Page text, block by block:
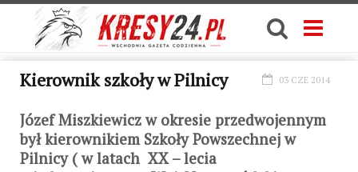
Kierownik szkoły w Pilnicy 03 CZE 2014
Józef Miszkiewicz w okresie przedwojennym
był kierownikiem Szkoły Powszechnej w
Pilnicy ( w latach XX – lecia